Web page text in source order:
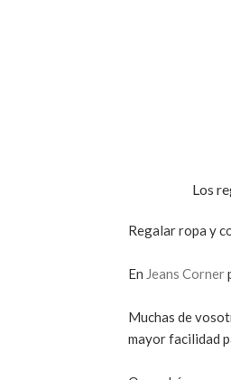
Los
Regalar ropa y
En Jeans Corner
Muchas de
mayor facilidad